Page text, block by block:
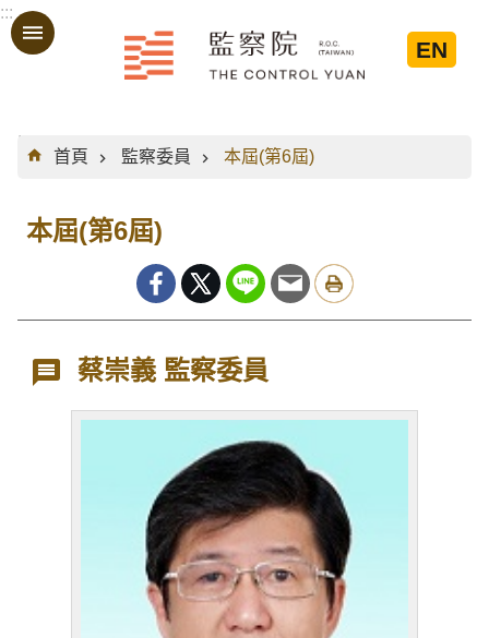
跳到主要內容區塊
:::
EN
:::
首頁
監察委員 本屆(第6屆)
本屆(第6屆)
蔡崇義 監察委員